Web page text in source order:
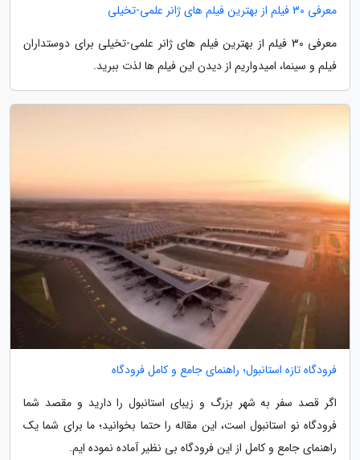
معرفی 30 فیلم از بهترین فیلم های ژانر علمی-تخیلی
معرفی 30 فیلم از بهترین فیلم های ژانر علمی-تخیلی برای دوستداران
فیلم و سینما، امیدواریم از دیدن این فیلم ها لذت ببرید.
فرودگاه تازه استانبول؛ راهنمای جامع و کامل فرودگاه
اگر قصد سفر به شهر بزرگ و زیبای استانبول را دارید و مقصد شما
فرودگاه نو استانبول است، این مقاله را حتما بخوانید؛ ما برای شما یک
راهنمای جامع و کامل از این فرودگاه بی نظیر آماده نموده ایم.